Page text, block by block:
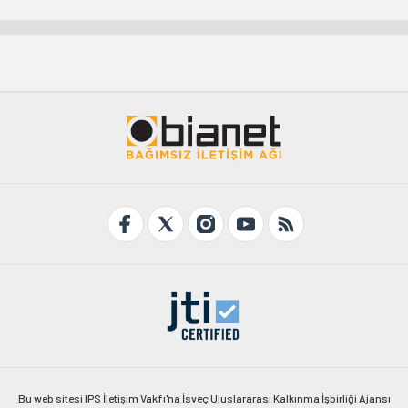
Bu web sitesi IPS İletişim Vakfı'na İsveç Uluslararası Kalkınma İşbirliği Ajansı